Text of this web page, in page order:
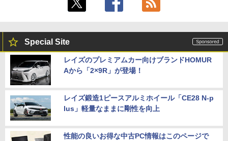
Special Site
レイズのプレミアムカー向けブランドHOMUR
Aから「2×9R」が登場！
レイズ鍛造1ピースアルミホイール「CE28 N-p
lus」軽量なままに剛性を向上
性能の良いお得な中古PC情報はこのページで